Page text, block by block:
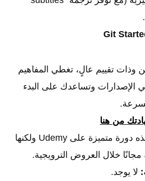
وذات تقييم عالٍ، تغطي المفاهيم
الإصدارات وتساعدك على البدء
من هنا
هذه دورة متميزة على Udemy ولكنها
مجانًا خلال العروض الترويجية.
لا يوجد.